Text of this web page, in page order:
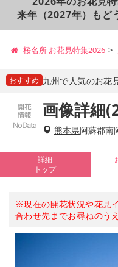
来年（2027年）もど
桜名所 お花見特集2026
おすすめ 九州で人気のお花
画像詳細
熊本県阿蘇郡南
詳細
トップ
※現在の開花状況や花見
合わせ先までお尋ねのう